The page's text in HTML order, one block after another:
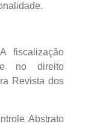
fiscalização
no direito
Revista dos
Abstrato